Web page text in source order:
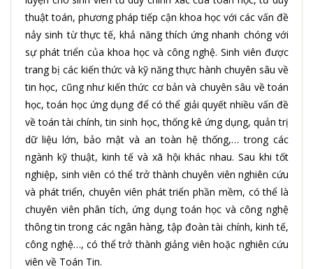
thuật toán, phương pháp tiếp cận khoa học với các vấn đề
nảy sinh từ thực tế, khả năng thích ứng nhanh chóng với
sự phát triển của khoa học và công nghệ. Sinh viên được
trang bị các kiến thức và kỹ năng thực hành chuyên sâu về
tin học, cũng như kiến thức cơ bản và chuyên sâu về toán
học, toán học ứng dụng để có thể giải quyết nhiều vấn đề
về toán tài chính, tinsinh học, thống kê ứng dụng, quản trị
dữ liệu lớn, bảo mật và an toàn hệ thống,… trong các
ngành kỹ thuật, kinh tế và xã hội khác nhau. Sau khi tốt
nghiệp, sinh viên có thể trở thành chuyên viên nghiên cứu
và phát triển, chuyên viên phát triển phần mềm, có thể là
chuyên viên phân tích, ứng dụng toán học và công nghệ
thông tin trong các ngân hàng, tập đoàn tài chính, kinh tế,
công nghệ…, có thể trở thành giảng viên hoặc nghiên cứu
viên về Toán Tin.